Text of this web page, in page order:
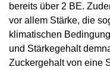
bereits über 2 BE.
vor allem Stärke, die
klimatischen
und Stärkegehalt
Zuckergehalt von eine